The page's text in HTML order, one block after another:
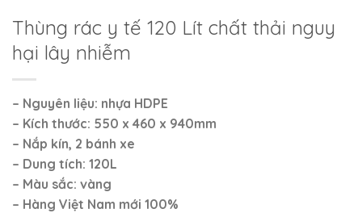
Thùng rác y tế 120 Lít chất thải nguy
hại lây nhiễm
– Nguyên liệu: nhựa HDPE
– Kích thước: 550 x 460 x 940mm
– Nắp kín, 2 bánh xe
– Dung tích: 120L
– Màu sắc: vàng
– Hàng Việt Nam mới 100%